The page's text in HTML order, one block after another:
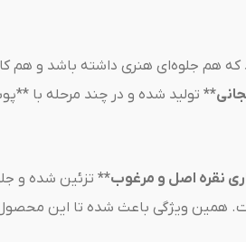
که هم جلوه‌ای هنری داشته باشد و هم
تولید شده و در چند مرحله با
نقره اصل و مرغوب** تزئین شده و
همین ویژگی باعث شده تا این محصول